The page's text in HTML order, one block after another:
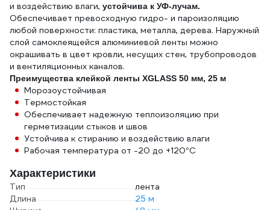
и воздействию влаги, устойчива к УФ-лучам.
Обеспечивает превосходную гидро- и пароизоляцию
любой поверхности: пластика, металла, дерева. Наружный
слой самоклеящейся алюминиевой ленты можно
окрашивать в цвет кровли, несущих стен, трубопроводов
и вентиляционных каналов.
Преимущества клейкой ленты XGLASS 50 мм, 25 м
Морозоустойчивая
Термостойкая
Обеспечивает надежную теплоизоляцию при
герметизации стыков и швов
Устойчива к стиранию и воздействию влаги
Рабочая температура от -20 до +120°С
Характеристики
Тип
лента
Длина
25 м